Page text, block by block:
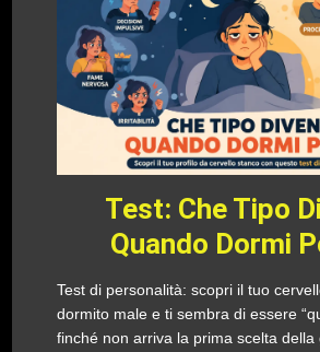
Test: Che Tipo
Quando Dormi
Test di personalità: scopri il tuo
dormito male e ti sembra di essere
finché non arriva la prima scelta della